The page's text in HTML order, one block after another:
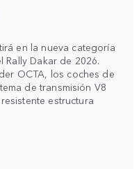
en la nueva categoría
Dakar de 2026.
OCTA, los coches de
de transmisión V8
estructura